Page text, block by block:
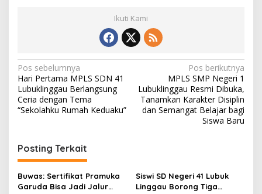
Ikuti Kami
N
a
v
a
s
i
Pos sebelumnya
Hari Pertama MPLS SDN 41
Lubuklinggau Berlangsung
Ceria dengan Tema
“Sekolahku Rumah Keduaku”
Pos berikutnya
MPLS SMP Negeri 1
Lubuklinggau Resmi Dibuka,
Tanamkan Karakter Disiplin
dan Semangat Belajar bagi
Siswa Baru
Posting Terkait
Buwas: Sertifikat Pramuka
Garuda Bisa Jadi Jalur
Siswi SD Negeri 41 Lubuk
Linggau Borong Tiga